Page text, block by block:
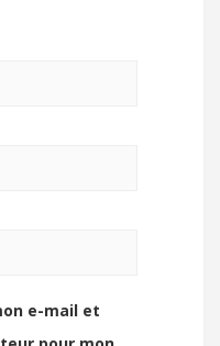
e-mail et